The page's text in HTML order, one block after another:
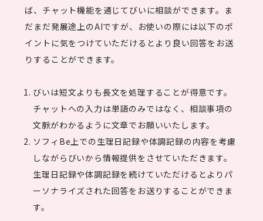
ば、チャット機能を通じてびいに相談ができます。ま
だまだ発展途上のAIですが、お使いの際には以下のポ
イントに気をつけていただけるとより良い回答をお送
りすることができます。
びいは短文よりも長文を処理することが得意です。
チャットへの入力は単語のみではなく、相談事項の
文脈がわかるように文章でお願いいたします。
ソフィBe上での生理日記録や体調記録の内容を考慮
しながらびいから情報提供をさせていただきます。
生理日記録や体調記録を続けていただけるとよりパ
ーソナライズされた回答をお送りすることができま
す。